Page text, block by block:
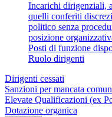
Incarichi dirigenziali,
quelli conferiti
politico senza
posizione
Posti di funzione
Ruolo dirigenti
Dirigenti cessati
Sanzioni per mancata
Elevate Qualificazioni (ex
Dotazione organica